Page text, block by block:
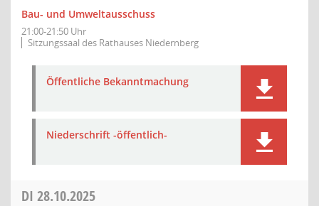
Bau- und Umweltausschuss
21:00-21:50 Uhr
Sitzungssaal des Rathauses Niedernberg
Öffentliche Bekanntmachung
Niederschrift -öffentlich-
DI 28.10.2025